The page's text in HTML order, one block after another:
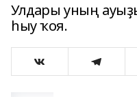
Улдары уның
һыу ҡоя.